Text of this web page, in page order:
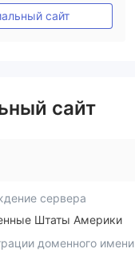
стандарт MT4
сайт
сайт
сервера
Штаты Америки
доменного имени